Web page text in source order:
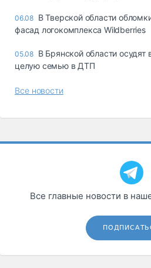
06.08 В Тверской области
фасад логокомплекса Wildberries
05.08 В Брянской области осудят
целую семью в ДТП
Все новости
Все главные новости в